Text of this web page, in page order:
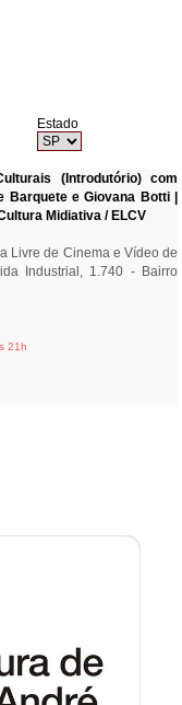
Estado
(Introdutório) com
Barquete e Giovana Botti |
Midiativa / ELCV
Livre de Cinema e Vídeo de
Industrial, 1.740 - Bairro
21h